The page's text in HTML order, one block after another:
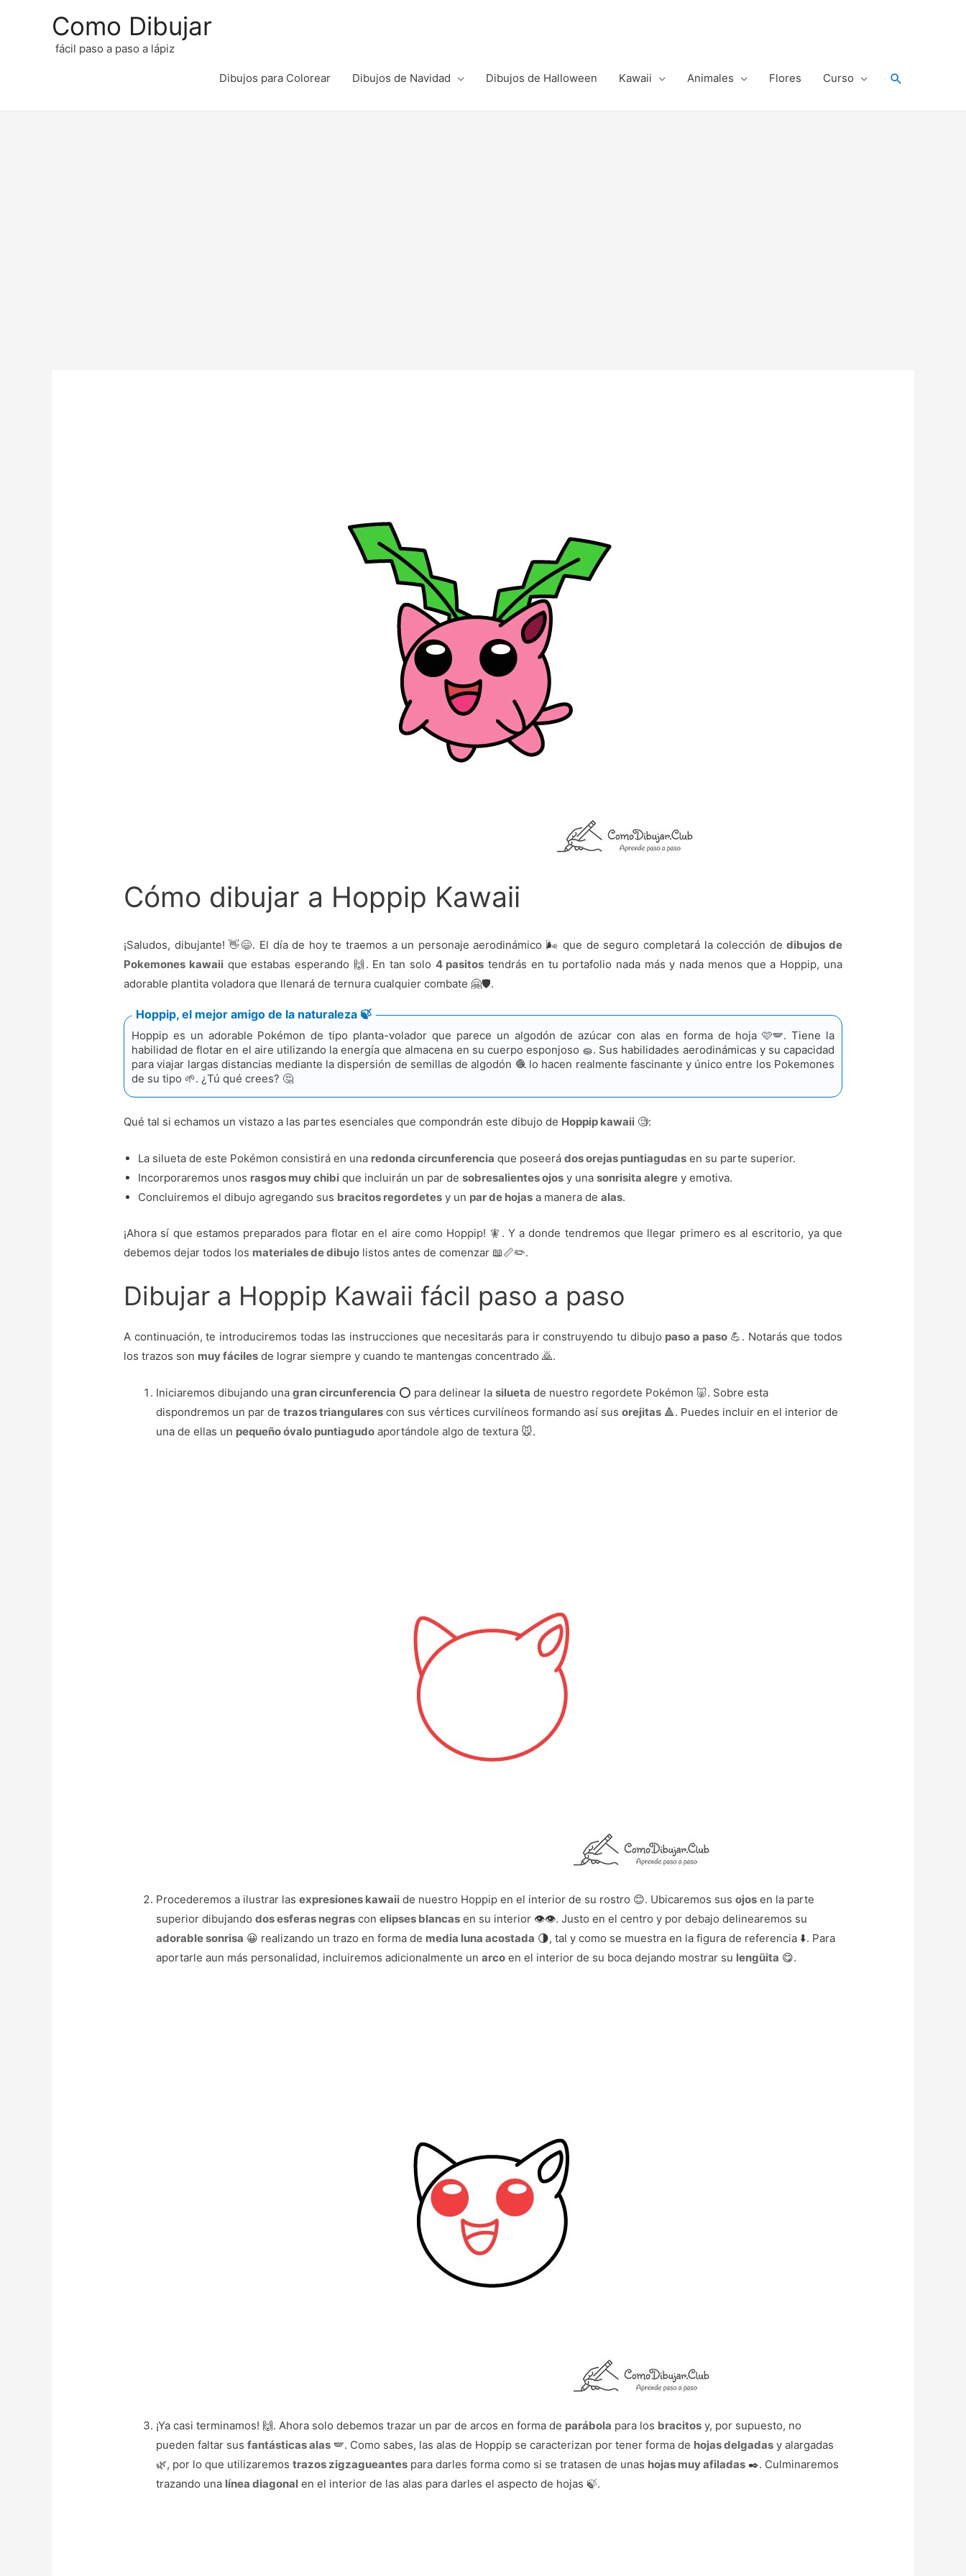
Como Dibujar
fácil paso a paso a lápiz
Dibujos para Colorear Dibujos de Navidad Dibujos de Halloween Kawaii Animales Flores Curso Buscar
Cómo dibujar a Hoppip Kawaii
¡Saludos, dibujante! 👋😄. El día de hoy te traemos a un personaje aerodinámico 🌬️ que de seguro completará la colección dedibujos de
Pokemones kawaiique estabas esperando 🙌. En tan solo 4 pasitos tendrás en tu portafolio nada más y nada menos que a Hoppip, una
adorable plantita voladora que llenará de ternura cualquier combate 🤗🛡️.
Hoppip, el mejor amigo de la naturaleza 🍃
Hoppip es un adorable Pokémon de tipo planta-volador que parece un algodón de azúcar con alas en forma de hoja 🩷🪽. Tiene la
habilidad de flotar en el aire utilizando la energía que almacena en su cuerpo esponjoso 🧽. Sus habilidades aerodinámicas y su capacidad
para viajar largas distancias mediante la dispersión de semillas de algodón 🧶 lo hacen realmente fascinante y único entre los Pokemones
de su tipo 🌱. ¿Tú qué crees? 🤔
Qué tal si echamos un vistazo a las partes esenciales que compondrán este dibujo de Hoppip kawaii 🧐:
La silueta de este Pokémon consistirá en una redonda circunferencia que poseerádos orejas puntiagudas en su parte superior.
Incorporaremos unos rasgos muy chibi que incluirán un par desobresalientes ojos y unasonrisita alegre y emotiva.
Concluiremos el dibujo agregando sus bracitos regordetes y un par de hojas a manera dealas.
¡Ahora sí que estamos preparados para flotar en el aire como Hoppip! 🧚. Y a donde tendremos que llegar primero es al escritorio, ya que
debemos dejar todos los materiales de dibujo listos antes de comenzar 📖📏✏️.
Dibujar a Hoppip Kawaii fácil paso a paso
A continuación, te introduciremos todas las instrucciones que necesitarás para ir construyendo tu dibujo paso a paso💪. Notarás que todos
los trazos son muy fáciles de lograr siempre y cuando te mantengas concentrado 🙇.
Iniciaremos dibujando unagran circunferencia ⭕ para delinear lasilueta de nuestro regordete Pokémon 🐷. Sobre esta
dispondremos un par detrazos triangulares con sus vértices curvilíneos formando así susorejitas 🔺. Puedes incluir en el interior de
una de ellas un pequeño óvalo puntiagudo aportándole algo de textura 🐭.
Procederemos a ilustrar lasexpresiones kawaii de nuestro Hoppip en el interior de su rostro 😊. Ubicaremos susojos en la parte
superior dibujandodos esferas negras conelipses blancas en su interior 👁️👁️. Justo en el centro y por debajo delinearemos su
adorable sonrisa 😀 realizando un trazo en forma de media luna acostada 🌗, tal y como se muestra en la figura de referencia ⬇️. Para
aportarle aun más personalidad, incluiremos adicionalmente unarco en el interior de su boca dejando mostrar su lengüita 😋.
¡Ya casi terminamos! 🙌. Ahora solo debemos trazar un par de arcos en forma de parábola para los bracitos y, por supuesto, no
pueden faltar susfantásticas alas 🪽. Como sabes, las alas de Hoppip se caracterizan por tener forma de hojas delgadas y alargadas
🌿, por lo que utilizaremostrazos zigzagueantes para darles forma como si se tratasen de unas hojas muy afiladas ✒️. Culminaremos
trazando una línea diagonal en el interior de las alas para darles el aspecto de hojas 🍃.